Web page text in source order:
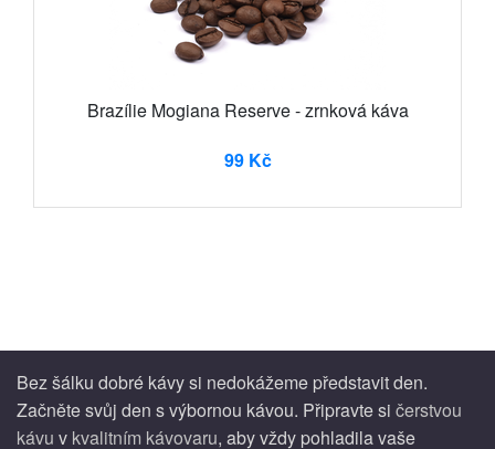
Brazílie Mogiana Reserve - zrnková káva
99 Kč
Bez šálku dobré kávy si nedokážeme představit den.
Začněte svůj den s výbornou kávou. Připravte si čerstvou
kávu v kvalitním kávovaru, aby vždy pohladila vaše